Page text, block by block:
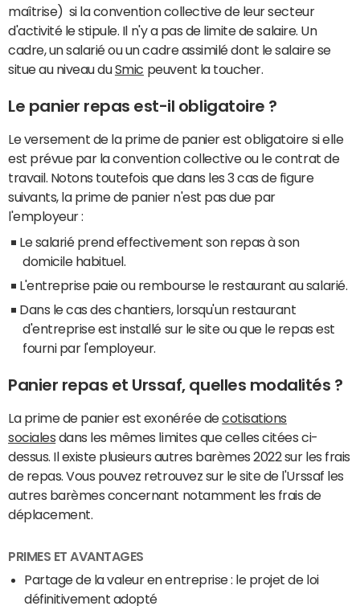
maîtrise) si la convention collective de leur secteur
d'activité le stipule. Il n'y a pas de limite de salaire. Un
cadre, un salarié ou un cadre assimilé dont le salaire se
situe au niveau duSmic peuvent la toucher.
Le panier repas est-il obligatoire ?
Le versement de la prime de panier est obligatoire si elle
est prévue par la convention collective ou le contrat de
travail. Notons toutefois que dans les 3 cas de figure
suivants, la prime de panier n'est pas due par
l'employeur :
Le salarié prend effectivement son repas à son
domicile habituel.
L'entreprise paie ou rembourse le restaurant au salarié.
Dans le cas des chantiers, lorsqu'un restaurant
d'entreprise est installé sur le site ou que le repas est
fourni par l'employeur.
Panier repas et Urssaf, quelles modalités ?
La prime de panier est exonérée decotisations
sociales dans les mêmes limites que celles citées ci-
dessus. Il existe plusieurs autres barèmes 2022 sur les frais
de repas. Vous pouvez retrouvez sur le site de l'Urssaf les
autres barèmes concernant notamment les frais de
déplacement.
PRIMES ET AVANTAGES
Partage de la valeur en entreprise : le projet de loi
définitivement adopté